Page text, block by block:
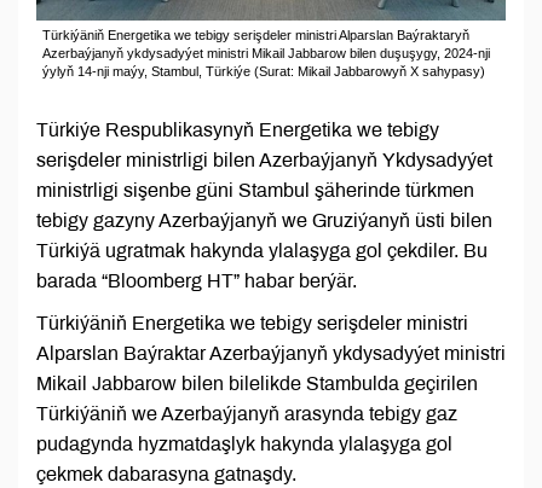
Türkiýäniň Energetika we tebigy serişdeler ministri Alparslan Baýraktaryň
Azerbaýjanyň ykdysadyýet ministri Mikail Jabbarow bilen duşuşygy, 2024-nji
ýylyň 14-nji maýy, Stambul, Türkiýe (Surat: Mikail Jabbarowyň X sahypasy)
Türkiýe Respublikasynyň Energetika we tebigy
serişdeler ministrligi bilen Azerbaýjanyň Ykdysadyýet
ministrligi sişenbe güni Stambul şäherinde türkmen
tebigy gazyny Azerbaýjanyň we Gruziýanyň üsti bilen
Türkiýä ugratmak hakynda ylalaşyga gol çekdiler. Bu
barada “Bloomberg HT” habar berýär.
Türkiýäniň Energetika we tebigy serişdeler ministri
Alparslan Baýraktar Azerbaýjanyň ykdysadyýet ministri
Mikail Jabbarow bilen bilelikde Stambulda geçirilen
Türkiýäniň we Azerbaýjanyň arasynda tebigy gaz
pudagynda hyzmatdaşlyk hakynda ylalaşyga gol
çekmek dabarasyna gatnaşdy.